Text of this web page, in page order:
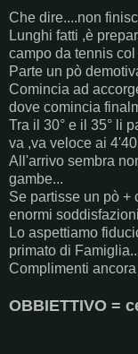
Che dire....non
Lunghi fatti ,è
campo da tennis
Parte un pò
Comincia ad
dove comincia
Tra il 30° e il 35° li
va ,va veloce ai
All'arrivo sembra
gambe...
Se partisse un pò +
enormi
Lo aspettiamo
primato di
Complimenti
OBBIETTIVO =